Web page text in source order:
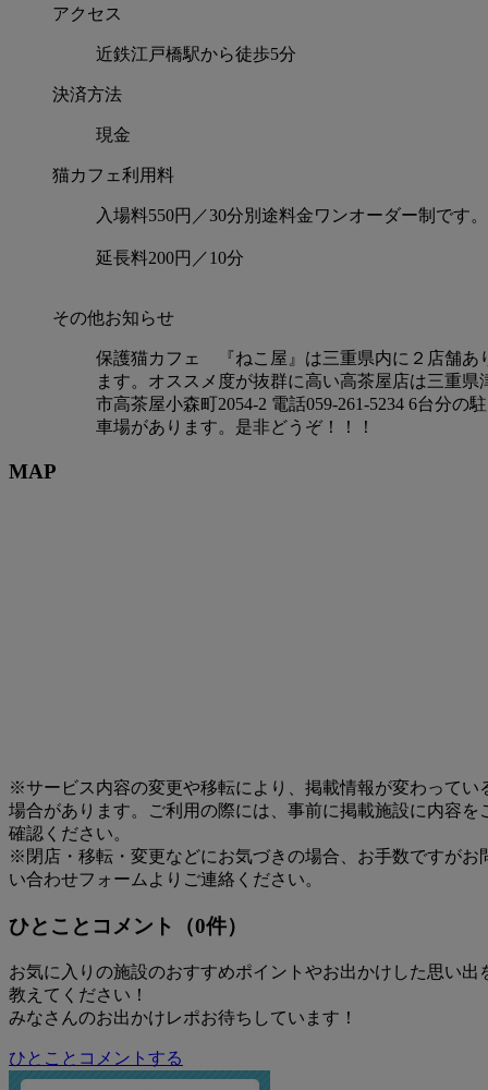
アクセス
近鉄江戸橋駅から徒歩5分
決済方法
現金
猫カフェ利用料
入場料550円／30分別途料金ワンオーダー制です。
延長料200円／10分
その他お知らせ
保護猫カフェ 『ねこ屋』は三重県内に２店舗あ
ます。オススメ度が抜群に高い高茶屋店は三重県
市高茶屋小森町2054-2 電話059-261-5234 6台分の駐
車場があります。是非どうぞ！！！
MAP
※サービス内容の変更や移転により、掲載情報が変わってい
場合があります。ご利用の際には、事前に掲載施設に内容を
確認ください。
※閉店・移転・変更などにお気づきの場合、お手数ですがお
い合わせフォームよりご連絡ください。
ひとことコメント（0件）
お気に入りの施設のおすすめポイントやお出かけした思い出
教えてください！
みなさんのお出かけレポお待ちしています！
ひとことコメントする